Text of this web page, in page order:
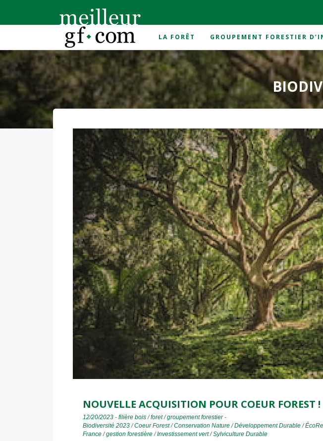
LA FORÊT GROUPEMENT FORESTIER
Accueil> Biodiversité 2023
NOUVELLE ACQUISITION POUR COEUR FOREST !
12/20/2023 - filière bois/foret/groupement forestier-
Biodiversité 2023/Coeur Forest/Conservation Nature/Développement Durable/
France/gestion forestière/Investissement vert/Sylviculture Durable